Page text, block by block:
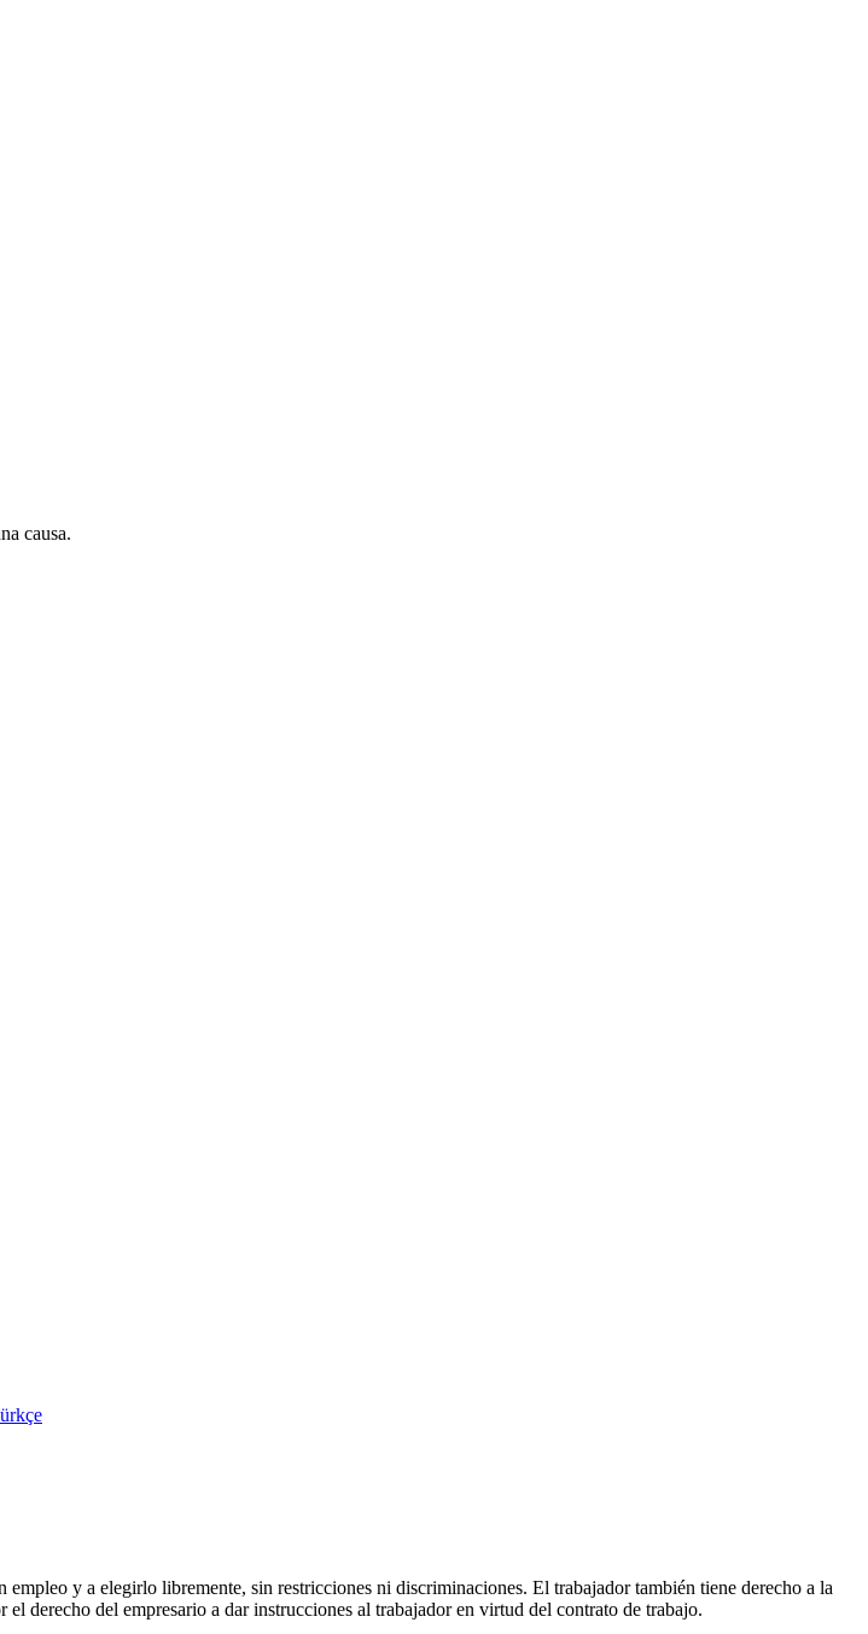
causa.
y a elegirlo libremente, sin restricciones ni discriminaciones. El trabajador también tiene derecho a la
derecho del empresario a dar instrucciones al trabajador en virtud del contrato de trabajo.